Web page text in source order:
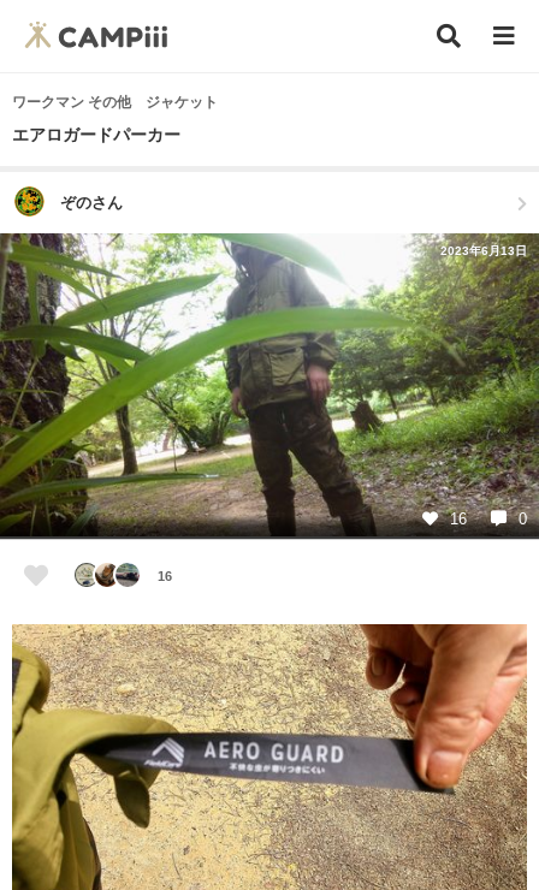
ワークマン その他 ジャケット
エアロガードパーカー
ぞのさん
2023年6月13日
16 0
16